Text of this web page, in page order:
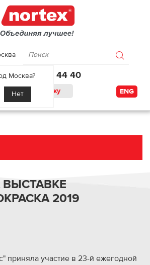
Москва?
Нет
+7 495 225 44 40
Оставить заявку ENG
ВЫСТАВКЕ
2019
приняла участие в 23-й ежегодной